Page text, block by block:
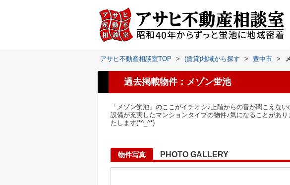
アサヒ不動産相談室TOP > (賃貸)地域から探す > 豊中市 >
過去掲載物件：メゾン蛍池
「メゾン蛍池」のここがイチオシ♪上階からの音が聞こえな
設備が充実したマンションタイプの物件♪気になることがあ
たします(*^_^*)
物件写真 PHOTO GALLERY